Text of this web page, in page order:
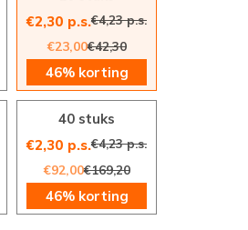
€2,30 p.s.€4,23 p.s.
€23,00€42,30
46% korting
40 stuks
€2,30 p.s.€4,23 p.s.
€92,00€169,20
46% korting